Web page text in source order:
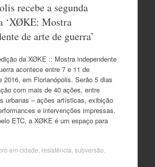
recebe a segunda
‘XØKE: Mostra
de arte de guerra’
da XØKE :: Mostra independente
acontece entre 7 e 11 de
2016, em Florianópolis. Serão 5 dias
com mais de 40 ações, entre
urbanas – ações artísticas, exibição
e intervenções impressas.
ETC, a XØKE é um espaço para
em cidade resistência subversão